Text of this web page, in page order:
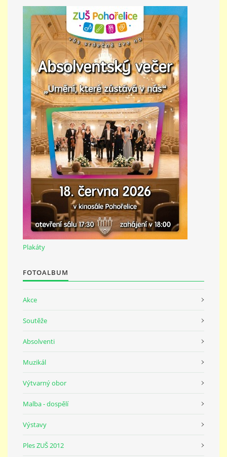
PŘÍMĚSTSKÝ TÁBOR
MISS VÝTVARNÝ MODEL
ZAMĚSTNÁNÍ
DOTACE
GDPR
ZUŠ Pohořelice
Školní 462
Pohořelice
691 23
Plakáty
FOTOALBUM
Akce
Soutěže
Absolventi
Muzikál
Výtvarný obor
Malba - dospělí
Výstavy
Ples ZUŠ 2012